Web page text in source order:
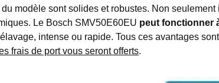
modèle sont solides et robustes. Non
Le Bosch SMV50E60EU peut fonctionner
intense ou rapide. Tous ces avantages
frais de port vous seront offerts.